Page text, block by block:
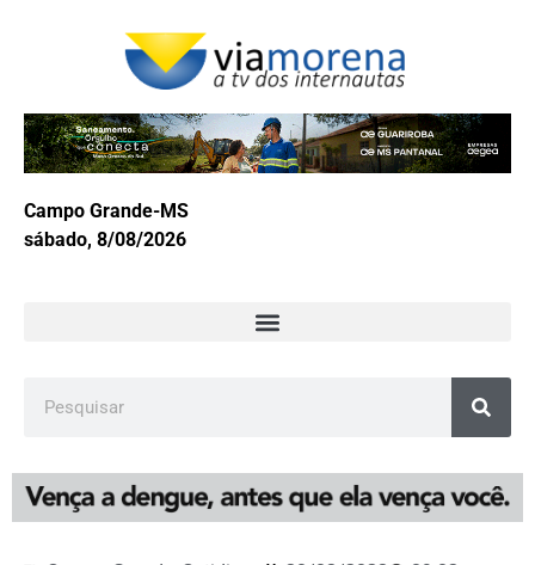
Campo Grande-MS
sábado, 8/08/2026